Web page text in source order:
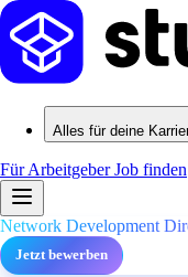
Alles für deine
Für ArbeitgeberJob finden
Network Development
Jetzt bewerben